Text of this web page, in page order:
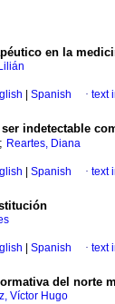
en la
Spanish · text
indetectable
; Reartes, Diana
Spanish · text
Spanish · text
del norte
Víctor Hugo